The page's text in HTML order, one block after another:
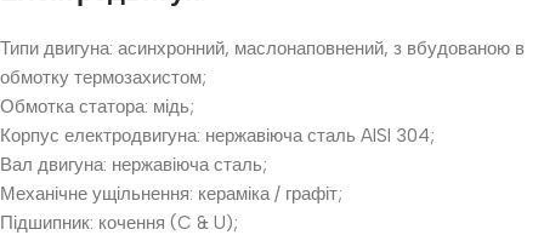
Типи двигуна: асинхронний, маслонаповнений, з вбудованою в
обмотку термозахистом;
Обмотка статора: мідь;
Корпус електродвигуна: нержавіюча сталь AISI 304;
Вал двигуна: нержавіюча сталь;
Механічне ущільнення: кераміка / графіт;
Підшипник: кочення (C & U);